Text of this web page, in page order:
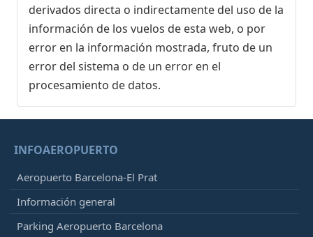
derivados directa o indirectamente del uso de la
información de los vuelos de esta web, o por
error en la información mostrada, fruto de un
error del sistema o de un error en el
procesamiento de datos.
INFOAEROPUERTO
Aeropuerto Barcelona-El Prat
Información general
Parking Aeropuerto Barcelona